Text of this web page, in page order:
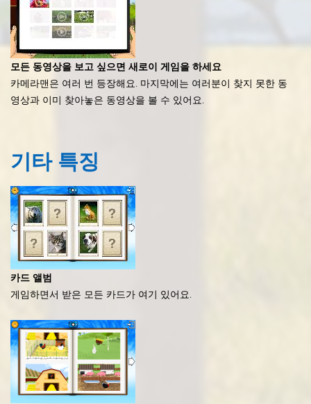
모든 동영상을 보고 싶으면 새로이 게임을 하세요
카메라맨은 여러 번 등장해요. 마지막에는 여러분이 찾지 못한 동
영상과 이미 찾아놓은 동영상을 볼 수 있어요.
기타 특징
카드 앨범
게임하면서 받은 모든 카드가 여기 있어요.